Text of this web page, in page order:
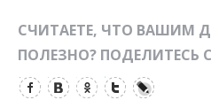
СЧИТАЕТЕ, ЧТО ВАШИМ
ПОЛЕЗНО? ПОДЕЛИТЕСЬ